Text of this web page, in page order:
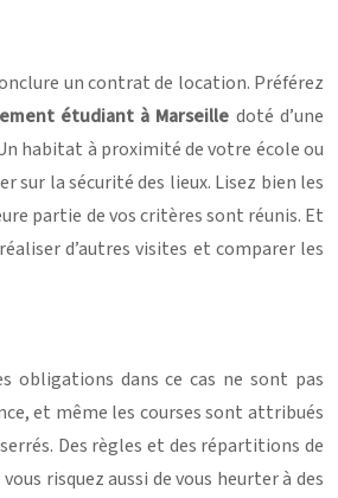
un contrat de location. Préférez
étudiant à Marseille doté d’une
habitat à proximité de votre école ou
sur la sécurité des lieux. Lisez bien les
partie de vos critères sont réunis. Et
d’autres visites et comparer les
obligations dans ce cas ne sont pas
et même les courses sont attribués
Des règles et des répartitions de
risquez aussi de vous heurter à des